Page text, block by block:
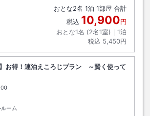
おとな2名 1泊 1部屋 合計
税込 10,900円
おとな1名 (2名1室)｜ 1泊
税込 5,450円
】お得！連泊えころじプラン ～賢く使って
ックアウト
ルーム